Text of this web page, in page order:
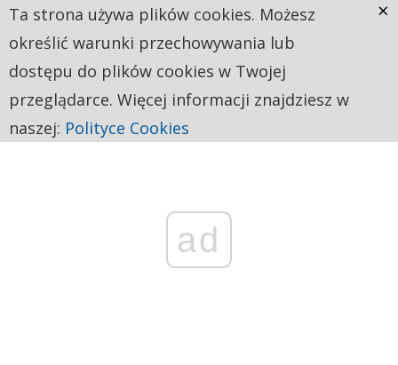
ad
Ta strona używa plików cookies. Możesz
określić warunki przechowywania lub
dostępu do plików cookies w Twojej
przeglądarce. Więcej informacji znajdziesz w
naszej: Polityce Cookies
×